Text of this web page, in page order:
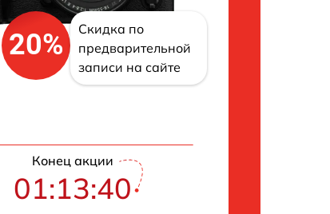
20%
Скидка по
предварительной
записи на сайте
Конец акции
01:13:39